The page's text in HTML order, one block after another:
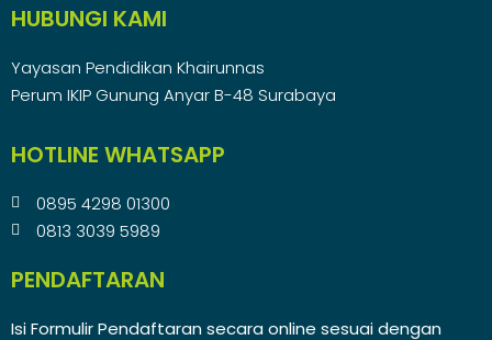
HUBUNGI KAMI
Yayasan Pendidikan Khairunnas
Perum IKIP Gunung Anyar B-48 Surabaya
HOTLINE WHATSAPP
0895 4298 01300
0813 3039 5989
PENDAFTARAN
Isi Formulir Pendaftaran secara online sesuai dengan